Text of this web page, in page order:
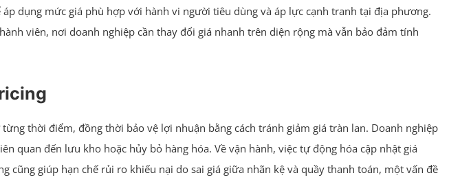
dụng mức giá phù hợp với hành vi người tiêu dùng và áp lực cạnh tranh tại địa phương.
viên, nơi doanh nghiệp cần thay đổi giá nhanh trên diện rộng mà vẫn bảo đảm tính
thời điểm, đồng thời bảo vệ lợi nhuận bằng cách tránh giảm giá tràn lan. Doanh nghiệp
quan đến lưu kho hoặc hủy bỏ hàng hóa. Về vận hành, việc tự động hóa cập nhật giá
cũng giúp hạn chế rủi ro khiếu nại do sai giá giữa nhãn kệ và quầy thanh toán, một vấn đề